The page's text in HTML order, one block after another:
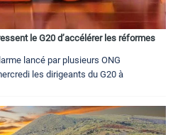
le G20 d’accélérer les réformes
lancé par plusieurs ONG
les dirigeants du G20 à